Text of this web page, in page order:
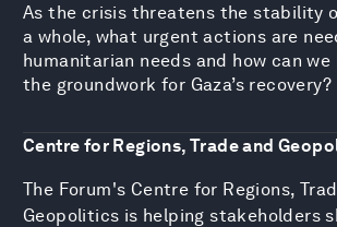
As the crisis threatens the stability
a whole, what urgent actions are
humanitarian needs and how can we
the groundwork for Gaza’s recovery?
Centre for Regions, Trade and
The Forum's Centre for Regions,
Geopolitics is helping stakeholders